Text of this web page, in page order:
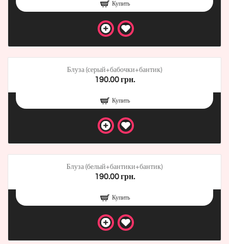
Купить
Блуза (серый+бабочки+бантик)
190.00 грн.
Купить
Блуза (белый+бантики+бантик)
190.00 грн.
Купить